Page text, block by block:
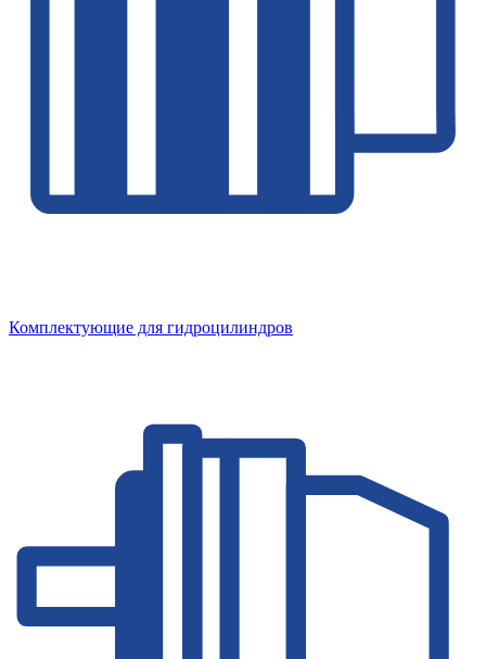
Комплектующие для гидроцилиндров